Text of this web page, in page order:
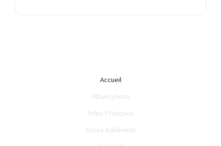
Accueil
Album photo
Infos Pratiques
Accès Adhérents